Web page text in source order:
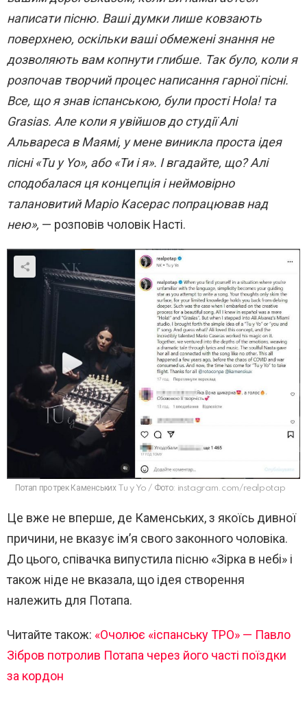
написати пісню. Ваші думки лише ковзають
поверхнею, оскільки ваші обмежені знання не
дозволяють вам копнути глибше. Так було, коли я
розпочав творчий процес написання гарної пісні.
Все, що я знав іспанською, були прості Hola! та
Grasias. Але коли я увійшов до студії Алі
Альвареса в Маямі, у мене виникла проста ідея
пісні «Tu y Yo», або «Ти і я». І вгадайте, що? Алі
сподобалася ця концепція і неймовірно
талановитий Маріо Касерас попрацював над
нею», — розповів чоловік Насті.
Потап про трек Каменських Tu y Yo / Фото: instagram.com/realpotap
Це вже не вперше, де Каменських, з якоїсь дивної
причини, не вказує ім’я свого законного чоловіка.
До цього, співачка випустила пісню «Зірка в небі» і
також ніде не вказала, що ідея створення
належить для Потапа.
Читайте також: «Очолює «іспанську ТРО» — Павло
Зібров потролив Потапа через його часті поїздки
за кордон